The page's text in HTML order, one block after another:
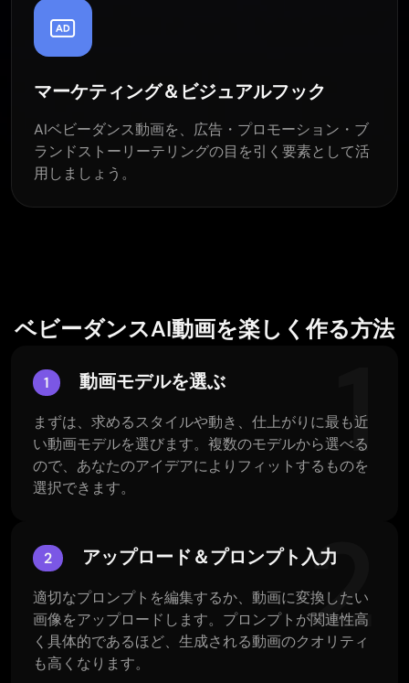
マーケティング＆ビジュアルフック
AIベビーダンス動画を、広告・プロモーション・ブ
ランドストーリーテリングの目を引く要素として活
用しましょう。
ベビーダンスAI動画を楽しく作る方法
1 動画モデルを選ぶ 1
まずは、求めるスタイルや動き、仕上がりに最も近
い動画モデルを選びます。複数のモデルから選べる
ので、あなたのアイデアによりフィットするものを
選択できます。
2 アップロード＆プロンプト入力2
適切なプロンプトを編集するか、動画に変換したい
画像をアップロードします。プロンプトが関連性高
く具体的であるほど、生成される動画のクオリティ
も高くなります。